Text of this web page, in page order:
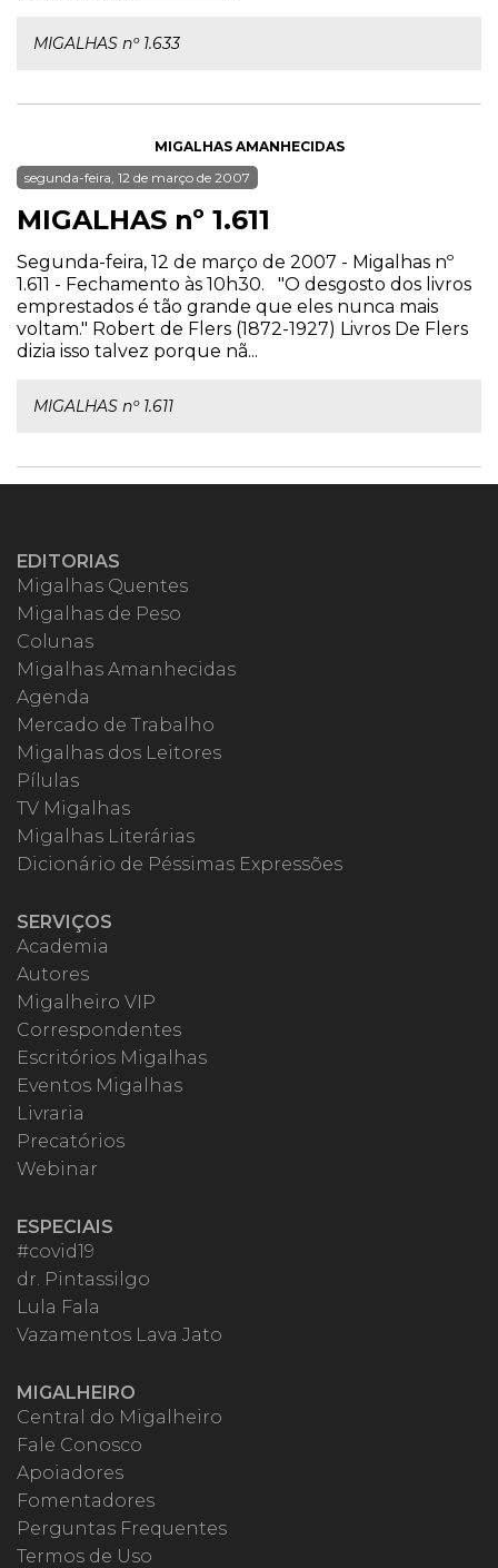
MIGALHAS nº 1.633
MIGALHAS AMANHECIDAS
segunda-feira, 12 de março de 2007
MIGALHAS nº 1.611
Segunda-feira, 12 de março de 2007 - Migalhas nº
1.611 - Fechamento às 10h30. "O desgosto dos livros
emprestados é tão grande que eles nunca mais
voltam." Robert de Flers (1872-1927) Livros De Flers
dizia isso talvez porque nã...
MIGALHAS nº 1.611
EDITORIAS
Migalhas Quentes
Migalhas de Peso
Colunas
Migalhas Amanhecidas
Agenda
Mercado de Trabalho
Migalhas dos Leitores
Pílulas
TV Migalhas
Migalhas Literárias
Dicionário de Péssimas Expressões
SERVIÇOS
Academia
Autores
Migalheiro VIP
Correspondentes
Escritórios Migalhas
Eventos Migalhas
Livraria
Precatórios
Webinar
ESPECIAIS
#covid19
dr. Pintassilgo
Lula Fala
Vazamentos Lava Jato
MIGALHEIRO
Central do Migalheiro
Fale Conosco
Apoiadores
Fomentadores
Perguntas Frequentes
Termos de Uso